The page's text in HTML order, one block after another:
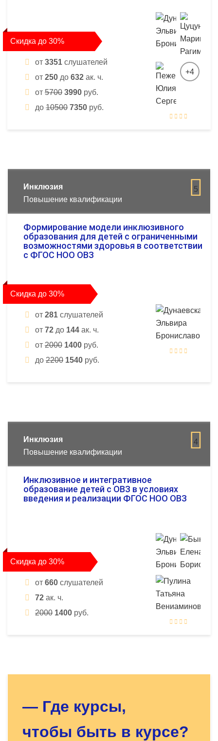
Скидка до 30%
от 3351 слушателей
от 250 до 632 ак. ч.
от 5700 3990 руб.
до 10500 7350 руб.
+4
5
Инклюзия
Повышение квалификации
Формирование модели инклюзивного
образования для детей с ограниченными
возможностями здоровья в соответствии
с ФГОС НОО ОВЗ
Скидка до 30%
от 281 слушателей
от 72 до 144 ак. ч.
от 2000 1400 руб.
до 2200 1540 руб.
4
Инклюзия
Повышение квалификации
Инклюзивное и интегративное
образование детей с ОВЗ в условиях
введения и реализации ФГОС НОО ОВЗ
Скидка до 30%
от 660 слушателей
72 ак. ч.
2000 1400 руб.
— Где курсы,
чтобы быть в курсе?
для Вас нужный курс!